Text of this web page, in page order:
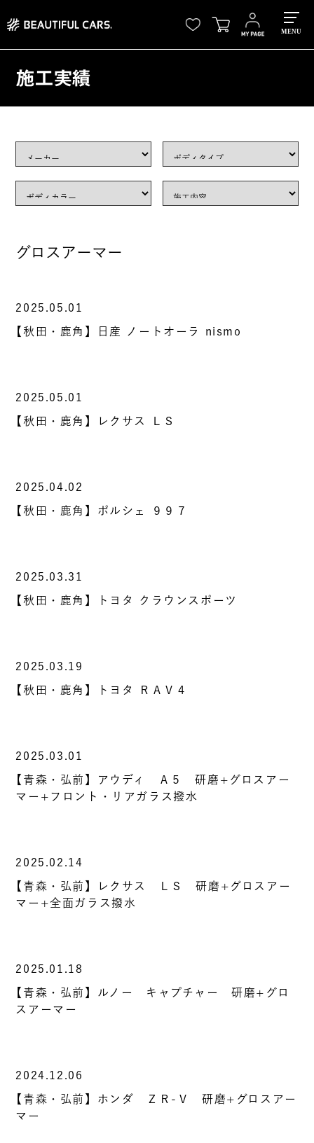
MENU
施工実績
グロスアーマー
2025.05.01
【秋田・鹿角】日産 ノートオーラ nismo
2025.05.01
【秋田・鹿角】レクサス ＬＳ
2025.04.02
【秋田・鹿角】ポルシェ ９９７
2025.03.31
【秋田・鹿角】トヨタ クラウンスポーツ
2025.03.19
【秋田・鹿角】トヨタ ＲＡＶ４
2025.03.01
【青森・弘前】アウディ Ａ５ 研磨+グロスアー
マー+フロント・リアガラス撥水
2025.02.14
【青森・弘前】レクサス ＬＳ 研磨+グロスアー
マー+全面ガラス撥水
2025.01.18
【青森・弘前】ルノー キャプチャー 研磨+グロ
スアーマー
2024.12.06
【青森・弘前】ホンダ ＺＲ-Ｖ 研磨+グロスアー
マー